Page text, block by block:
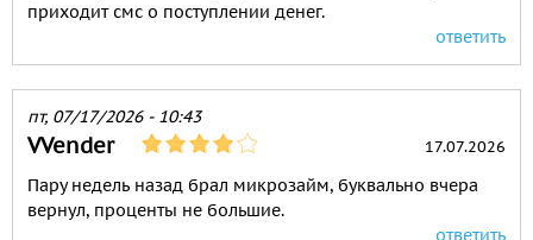
приходит смс о поступлении денег.
ответить
пт, 07/17/2026 - 10:43
VVender 17.07.2026
Пару недель назад брал микрозайм, буквально вчера
вернул, проценты не большие.
ответить